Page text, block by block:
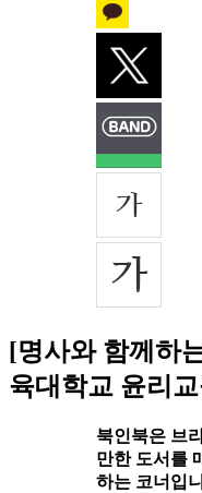
[명사와 함께하
육대학교 윤리
북인북은 브
만한 도서를
하는 코너입